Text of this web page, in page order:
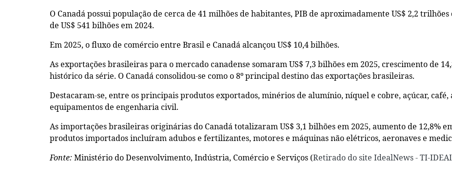
O Canadá possui população de cerca de 41 milhões de habitantes, PIB de aproximadamente US$ 2,2
de US$ 541 bilhões em 2024.
Em 2025, o fluxo de comércio entre Brasil e Canadá alcançou US$ 10,4 bilhões.
As exportações brasileiras para o mercado canadense somaram US$ 7,3 bilhões em 2025, crescimento de
histórico da série. O Canadá consolidou-se como o 8º principal destino das exportações brasileiras.
Destacaram-se, entre os principais produtos exportados, minérios de alumínio, níquel e cobre, açúcar, café,
equipamentos de engenharia civil.
As importações brasileiras originárias do Canadá totalizaram US$ 3,1 bilhões em 2025, aumento de 12,8%
produtos importados incluíram adubos e fertilizantes, motores e máquinas não elétricos, aeronaves e
Fonte: Ministério do Desenvolvimento, Indústria, Comércio e Serviços (Retirado do site IdealNews - TI-